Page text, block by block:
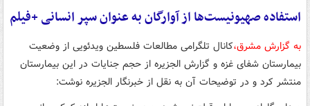
استفاده صهیونیست‌ها از آوارگان به عنوان سپر انسانی +فیلم
به گزارش مشرق،کانال تلگرامی مطالعات فلسطین ویدئویی از وضعیت
بیمارستان شفای غزه و گزارش الجزیره از حجم جنایات در این بیمارستان
منتشر کرد و در توضیحات آن به نقل از خبرنگار الجزیره نوشت: